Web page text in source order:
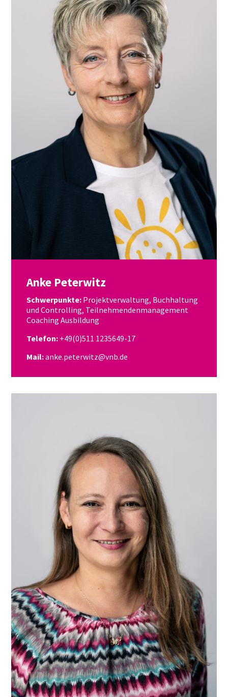
Anke Peterwitz
Schwerpunkte: Projektverwaltung, Buchhaltung
und Controlling, Teilnehmendenmanagement
Coaching Ausbildung
Telefon:+49(0)511 1235649-17
Mail:anke.peterwitz@vnb.de